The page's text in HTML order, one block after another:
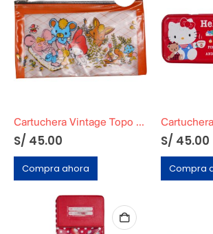
Cartuchera Vintage Topo Gigio
S/ 45.00
Compra ahora
S/ 45.00
Compra